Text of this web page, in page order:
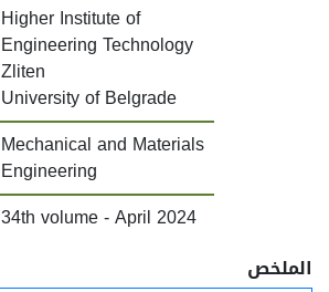
Higher Institute of
Engineering Technology
Zliten
University of Belgrade
Mechanical and Materials
Engineering
34th volume - April 2024
الملخص